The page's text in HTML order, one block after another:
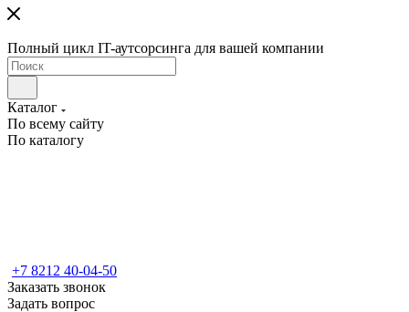
Полный цикл IT-аутсорсинга для вашей компании
Каталог
По всему сайту
По каталогу
+7 8212 40-04-50
Заказать звонок
Задать вопрос